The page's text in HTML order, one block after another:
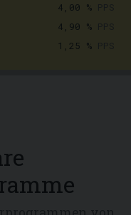
4,00 %
4,90 %
1,25 %